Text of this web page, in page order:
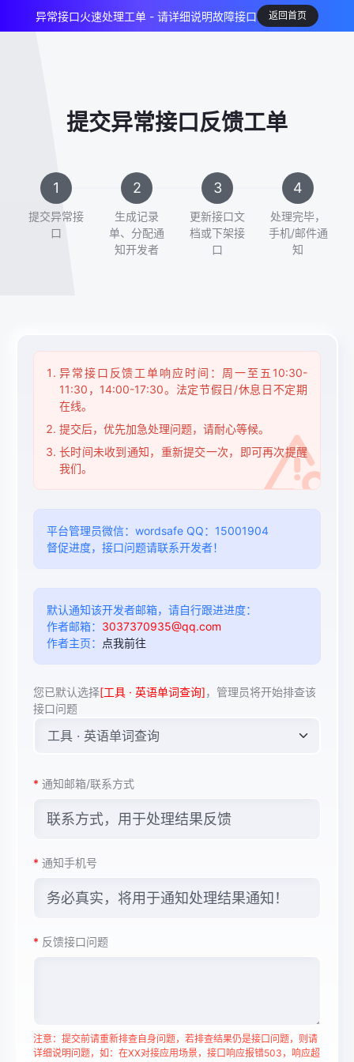
异常接口火速处理工单 - 请详细说明故障接口 返回首页
提交异常接口反馈工单
提交异常接
口
生成记录
单、分配通
知开发者
更新接口文
档或下架接
口
处理完毕，
手机/邮件通
知
异常接口反馈工单响应时间：周一至五10:30-
11:30，14:00-17:30。法定节假日/休息日不定期
在线。
提交后，优先加急处理问题，请耐心等候。
长时间未收到通知，重新提交一次，即可再次提醒
我们。
平台管理员微信：wordsafe QQ：15001904
督促进度，接口问题请联系开发者！
默认通知该开发者邮箱，请自行跟进进度：
作者邮箱： 3037370935@qq.com
作者主页：
点我前往
您已默认选择[工具 · 英语单词查询]，管理员将开始排查该
接口问题
* 通知邮箱/联系方式
* 通知手机号
* 反馈接口问题
注意：提交前请重新排查自身问题，若排查结果仍是接口问题，则请
详细说明问题，如：在XX对接应用场景，接口响应报错503，响应超